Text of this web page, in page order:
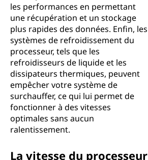
les performances en permettant
une récupération et un stockage
plus rapides des données. Enfin, les
systèmes de refroidissement du
processeur, tels que les
refroidisseurs de liquide et les
dissipateurs thermiques, peuvent
empêcher votre système de
surchauffer, ce qui lui permet de
fonctionner à des vitesses
optimales sans aucun
ralentissement.
La vitesse du processeur